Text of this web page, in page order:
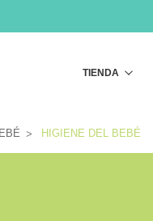
TIENDA
HIGIENE DEL BEBÉ